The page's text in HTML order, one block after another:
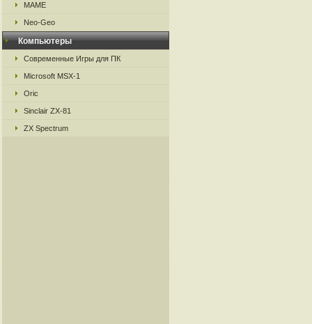
MAME
Neo-Geo
Компьютеры
Современные Игры для ПК
Microsoft MSX-1
Oric
Sinclair ZX-81
ZX Spectrum